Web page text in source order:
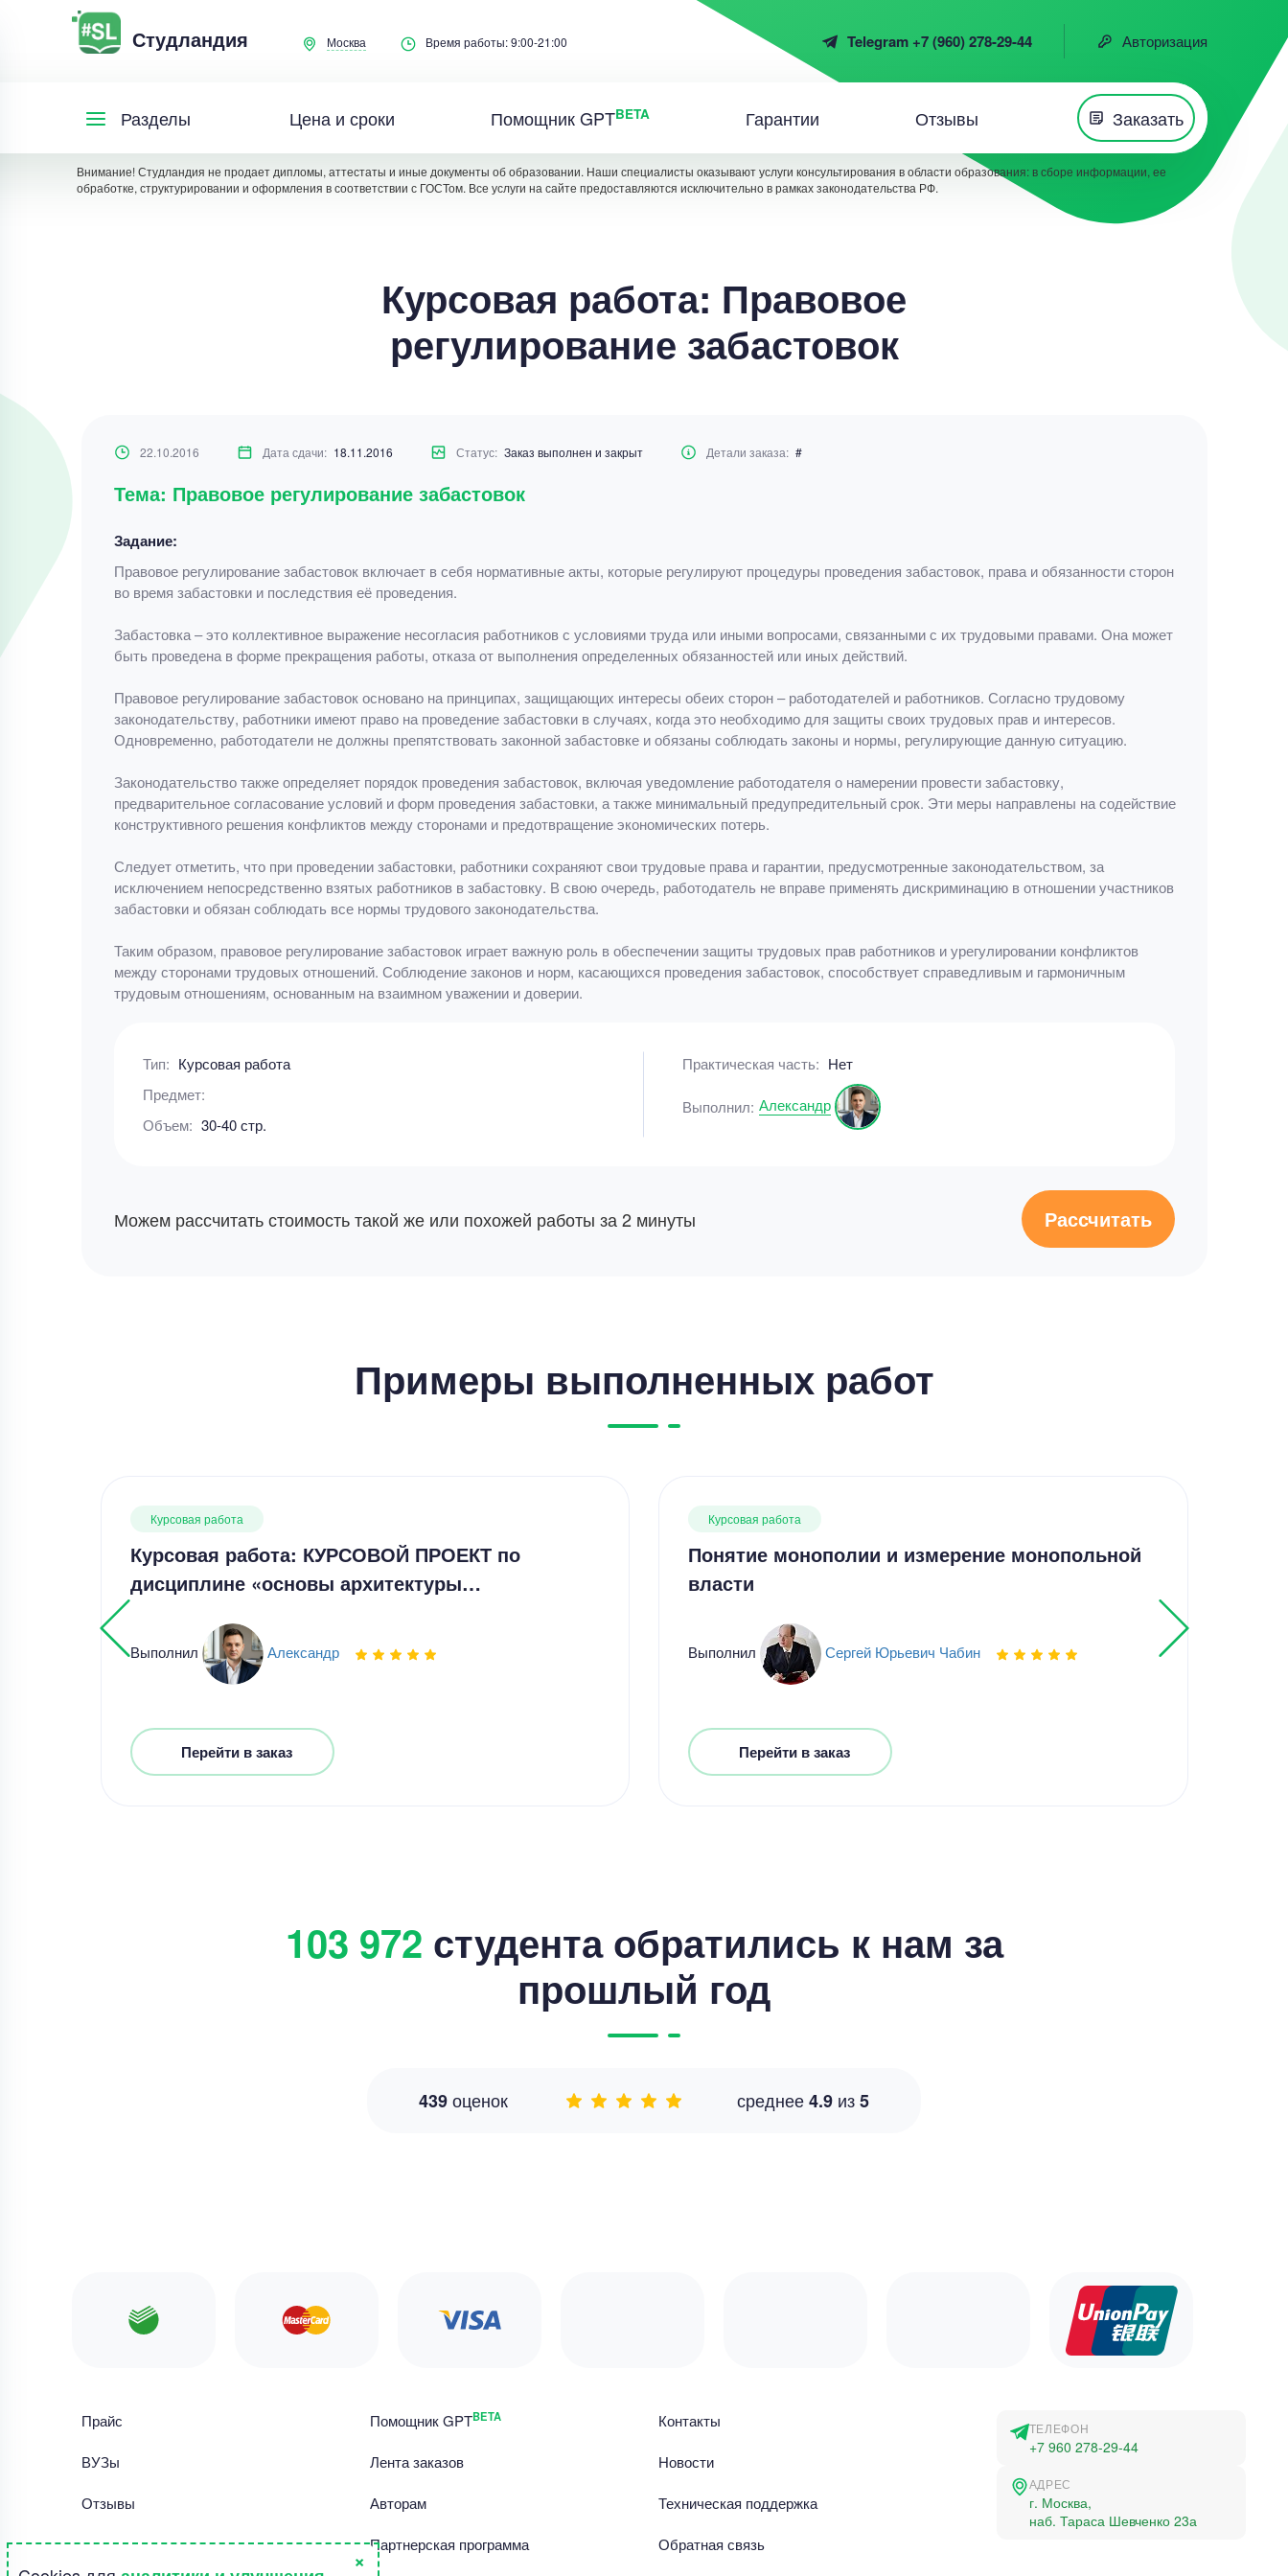
Студландия Москва Время работы: 9:00-21:00 Telegram +7 (960) 278-29-44 Авторизация
Разделы Цена и сроки Помощник GPTBETA Гарантии Отзывы Заказать
Внимание! Студландия не продает дипломы, аттестаты и иные документы об образовании. Наши специалисты оказывают услуги консультирования в области образования: в сборе информации, ее
обработке, структурировании и оформления в соответствии с ГОСТом. Все услуги на сайте предоставляются исключительно в рамках законодательства РФ.
Курсовая работа: Правовое
регулирование забастовок
22.10.2016 Дата сдачи: 18.11.2016 Статус: Заказ выполнен и закрыт Детали заказа: #
Тема: Правовое регулирование забастовок
Задание:
Правовое регулирование забастовок включает в себя нормативные акты, которые регулируют процедуры проведения забастовок, права и обязанности сторон
во время забастовки и последствия её проведения.
Забастовка – это коллективное выражение несогласия работников с условиями труда или иными вопросами, связанными с их трудовыми правами. Она может
быть проведена в форме прекращения работы, отказа от выполнения определенных обязанностей или иных действий.
Правовое регулирование забастовок основано на принципах, защищающих интересы обеих сторон – работодателей и работников. Согласно трудовому
законодательству, работники имеют право на проведение забастовки в случаях, когда это необходимо для защиты своих трудовых прав и интересов.
Одновременно, работодатели не должны препятствовать законной забастовке и обязаны соблюдать законы и нормы, регулирующие данную ситуацию.
Законодательство также определяет порядок проведения забастовок, включая уведомление работодателя о намерении провести забастовку,
предварительное согласование условий и форм проведения забастовки, а также минимальный предупредительный срок. Эти меры направлены на содействие
конструктивного решения конфликтов между сторонами и предотвращение экономических потерь.
Следует отметить, что при проведении забастовки, работники сохраняют свои трудовые права и гарантии, предусмотренные законодательством, за
исключением непосредственно взятых работников в забастовку. В свою очередь, работодатель не вправе применять дискриминацию в отношении участников
забастовки и обязан соблюдать все нормы трудового законодательства.
Таким образом, правовое регулирование забастовок играет важную роль в обеспечении защиты трудовых прав работников и урегулировании конфликтов
между сторонами трудовых отношений. Соблюдение законов и норм, касающихся проведения забастовок, способствует справедливым и гармоничным
трудовым отношениям, основанным на взаимном уважении и доверии.
Тип: Курсовая работа
Предмет:
Объем: 30-40 стр.
Практическая часть: Нет
Выполнил: Александр
Можем рассчитать стоимость такой же или похожей работы за 2 минуты Рассчитать
Примеры выполненных работ
Курсовая работа
Курсовая работа: КУРСОВОЙ ПРОЕКТ по
дисциплине «основы архитектуры…
Выполнил Александр
Перейти в заказ
Курсовая работа
Понятие монополии и измерение монопольной
власти
Выполнил Сергей Юрьевич Чабин
Перейти в заказ
103 972 студента обратились к нам за
прошлый год
439оценок среднее4.9 из5
Прайс
ВУЗы
Отзывы
Библиотека работ
Помощник GPTBETA
Лента заказов
Авторам
Партнерская программа
Контакты
Новости
Техническая поддержка
Обратная связь
ТЕЛЕФОН
+7 960 278-29-44
АДРЕС
г. Москва,
наб. Тараса Шевченко 23а
×